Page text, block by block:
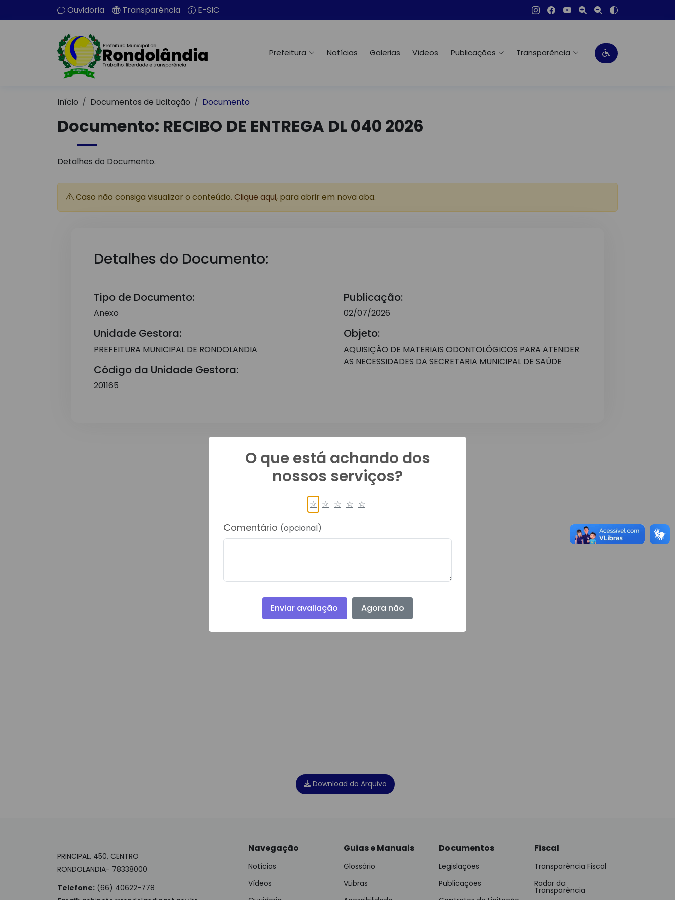
Ouvidoria Transparência E-SIC
Prefeitura Notícias Galerias Vídeos Publicações Transparência
Início Documentos de Licitação Documento
Documento: RECIBO DE ENTREGA DL 040 2026
Detalhes do Documento.
Caso não consiga visualizar o conteúdo. Clique aqui, para abrir em nova aba.
Detalhes do Documento:
Tipo de Documento:
Anexo
Unidade Gestora:
PREFEITURA MUNICIPAL DE RONDOLANDIA
Código da Unidade Gestora:
201165
Publicação:
02/07/2026
Objeto:
AQUISIÇÃO DE MATERIAIS ODONTOLÓGICOS PARA ATENDER
AS NECESSIDADES DA SECRETARIA MUNICIPAL DE SAÚDE
Download do Arquivo
PRINCIPAL, 450, CENTRO
RONDOLANDIA- 78338000
Telefone: (66) 40622-778
Navegação
Notícias
Vídeos
Guias e Manuais
Glossário
VLibras
Documentos
Legislações
Publicações
Fiscal
Transparência Fiscal
Radar da
Transparência
O que está achando dos
nossos serviços?
☆ ☆ ☆ ☆ ☆
Comentário (opcional)
Enviar avaliação Agora não